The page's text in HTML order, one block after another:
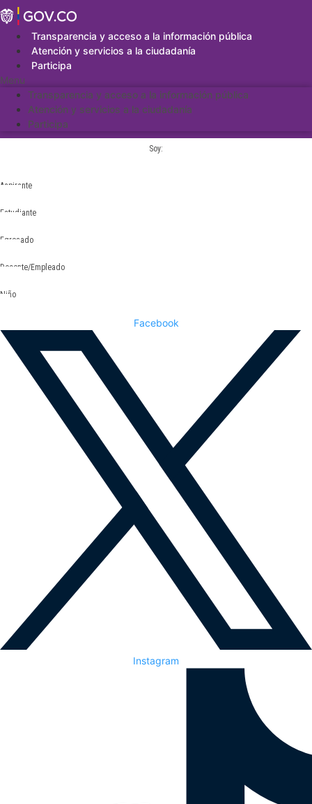
Saltar
al
contenidoTransparencia y acceso a la información pública
Atención y servicios a la ciudadanía
Participa
Menu
Transparencia y acceso a la información pública
Atención y servicios a la ciudadanía
Participa
Soy:
Aspirante
Estudiante
Egresado
Docente/Empleado
Niño
Facebook
Instagram